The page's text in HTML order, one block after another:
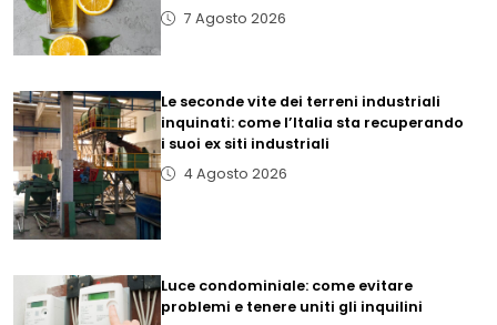
7 Agosto 2026
Le seconde vite dei terreni industriali
inquinati: come l’Italia sta recuperando
i suoi ex siti industriali
4 Agosto 2026
Luce condominiale: come evitare
problemi e tenere uniti gli inquilini